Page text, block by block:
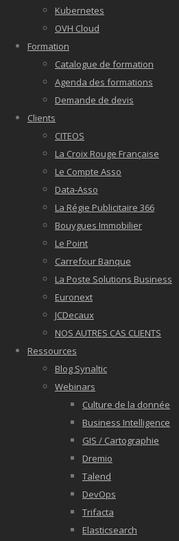
Kubernetes
OVH Cloud
Formation
Catalogue de formation
Agenda des formations
Demande de devis
Clients
CITEOS
La Croix Rouge Française
Le Compte Asso
Data-Asso
La Régie Publicitaire 366
Bouygues Immobilier
Le Point
Carrefour Banque
La Poste Solutions Business
Euronext
JCDecaux
NOS AUTRES CAS CLIENTS
Ressources
Blog Synaltic
Webinars
Culture de la donnée
Business Intelligence
GIS / Cartographie
Dremio
Talend
DevOps
Trifacta
Elasticsearch